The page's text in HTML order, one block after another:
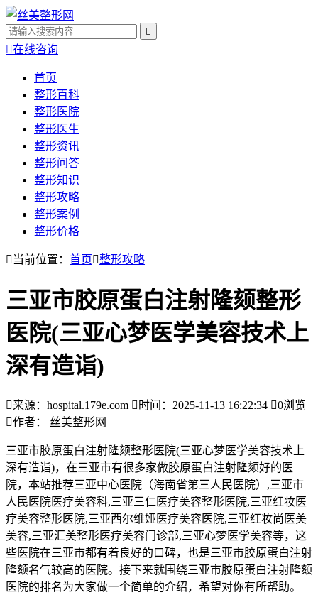

在线咨询
首页
整形百科
整形医院
整形医生
整形资讯
整形问答
整形知识
整形攻略
整形案例
整形价格
 当前位置： 首页整形攻略
三亚市胶原蛋白注射隆颏整形
医院(三亚心梦医学美容技术上
深有造诣)
来源：hospital.179e.com  时间：2025-11-13 16:22:34 0浏览
作者： 丝美整形网
三亚市胶原蛋白注射隆颏整形医院(三亚心梦医学美容技术上
深有造诣)，在三亚市有很多家做胶原蛋白注射隆颏好的医
院，本站推荐三亚中心医院（海南省第三人民医院）,三亚市
人民医院医疗美容科,三亚三仁医疗美容整形医院,三亚红妆医
疗美容整形医院,三亚西尔维娅医疗美容医院,三亚红妆尚医美
美容,三亚汇美整形医疗美容门诊部,三亚心梦医学美容等，这
些医院在三亚市都有着良好的口碑，也是三亚市胶原蛋白注射
隆颏名气较高的医院。接下来就围绕三亚市胶原蛋白注射隆颏
医院的排名为大家做一个简单的介绍，希望对你有所帮助。